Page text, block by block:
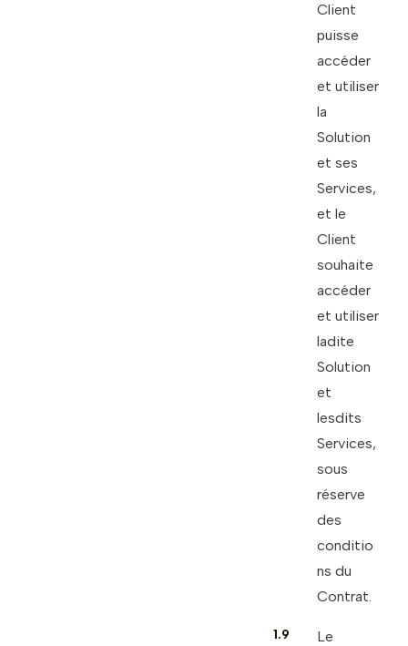
Client
puisse
accéder
et utiliser
la
Solution
et ses
Services,
et le
Client
souhaite
accéder
et utiliser
ladite
Solution
et
lesdits
Services,
sous
réserve
des
conditio
ns du
Contrat.
1.9
Le